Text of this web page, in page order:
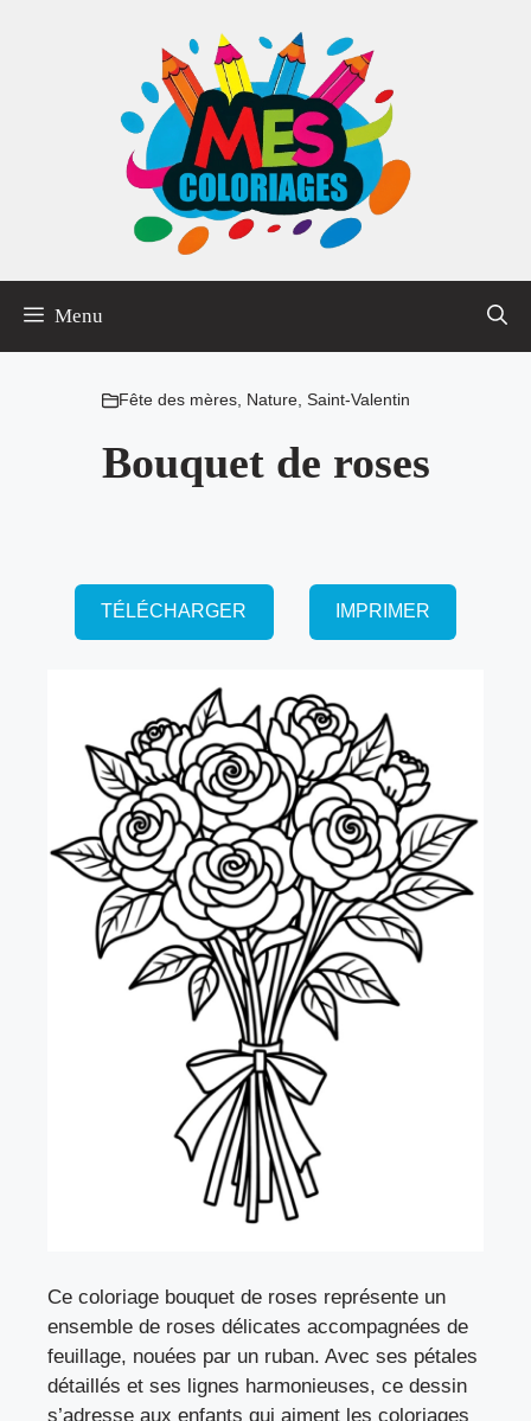
Menu
Fête des mères, Nature, Saint-Valentin
Bouquet de roses
TÉLÉCHARGER IMPRIMER
Ce coloriage bouquet de roses représente un
ensemble de roses délicates accompagnées de
feuillage, nouées par un ruban. Avec ses pétales
détaillés et ses lignes harmonieuses, ce dessin
s’adresse aux enfants qui aiment les coloriages